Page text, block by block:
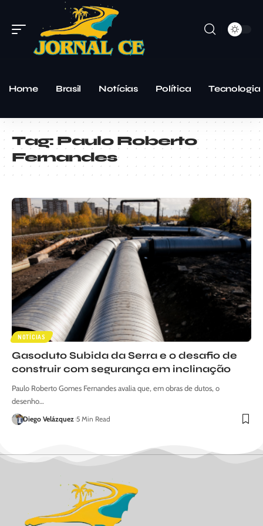
Home Brasil Notícias Política Tecnologia
Tag:Paulo Roberto
Fernandes
NOTÍCIAS
Gasoduto Subida da Serra e o desafio de
construir com segurança em inclinação
Paulo Roberto Gomes Fernandes avalia que, em obras de dutos, o
desenho…
Diego Velázquez 5 Min Read